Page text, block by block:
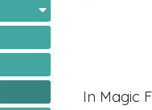
In Magic